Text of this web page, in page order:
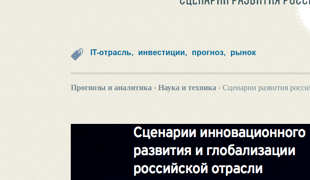
IT-отрасль, инвестиции, прогноз, рынок
Прогнозы и аналитика › Наука и техника › Сценарии развития